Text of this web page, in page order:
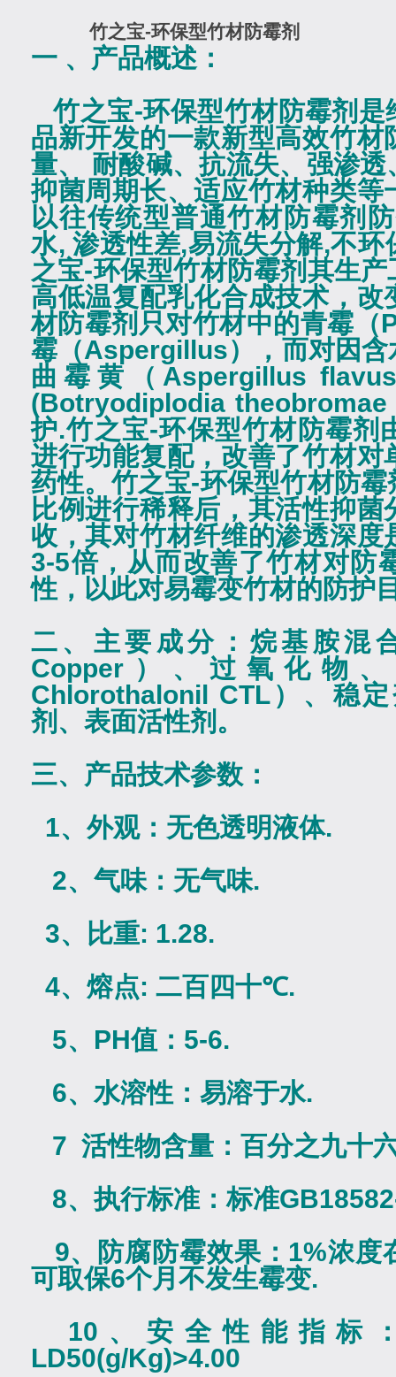
竹之宝-环保型竹材防霉剂
一 、产品概述：
竹之宝-环保型竹材防霉剂
品新开发的一款新型高效竹材
量、
耐酸碱、抗流失、强渗
抑菌周期长、适应竹材种类等
以往传统型普通竹材防霉剂
水,渗透性差,易流失分解,不环
之宝-环保型竹材防霉剂其生
高低温复配乳化合成技术，改
材防霉剂只对竹材中的青霉（
霉（Aspergillus），而对因
曲霉黄（ Aspergillus
(Botryodiplodia theobromae
护.竹之宝-环保型竹材防霉剂
进行功能复配，改善了竹材对
药性。竹之宝-环保型竹材防
比例进行稀释后，其活性抑
收，其对竹材纤维的渗透深度
3-5倍，从而改善了竹材对防
性，以此对易霉变竹材的防护
二、主要成分：烷基胺混
Copper ）、过氧化物、
Chlorothalonil CTL）、稳
剂、表面活性剂。
三、产品技术参数：
1、外观：无色透明液体.
2、气味：无气味.
3、比重: 1.28.
4、熔点: 二百四十℃.
5、 PH值： 5-6.
6、水溶性：易溶于水.
7 活性物含量： 百分之九十
8、执行标准：标准
9、防腐防霉效果： 1%浓度
可取保6个月不发生霉变.
10 、安全性能指标
LD50(g/Kg)>4.00